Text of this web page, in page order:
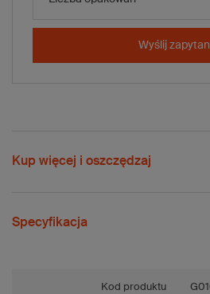
Wyślij
x 10 szt.
Kup więcej i oszczędzaj
Specyfikacja
Kod produktu